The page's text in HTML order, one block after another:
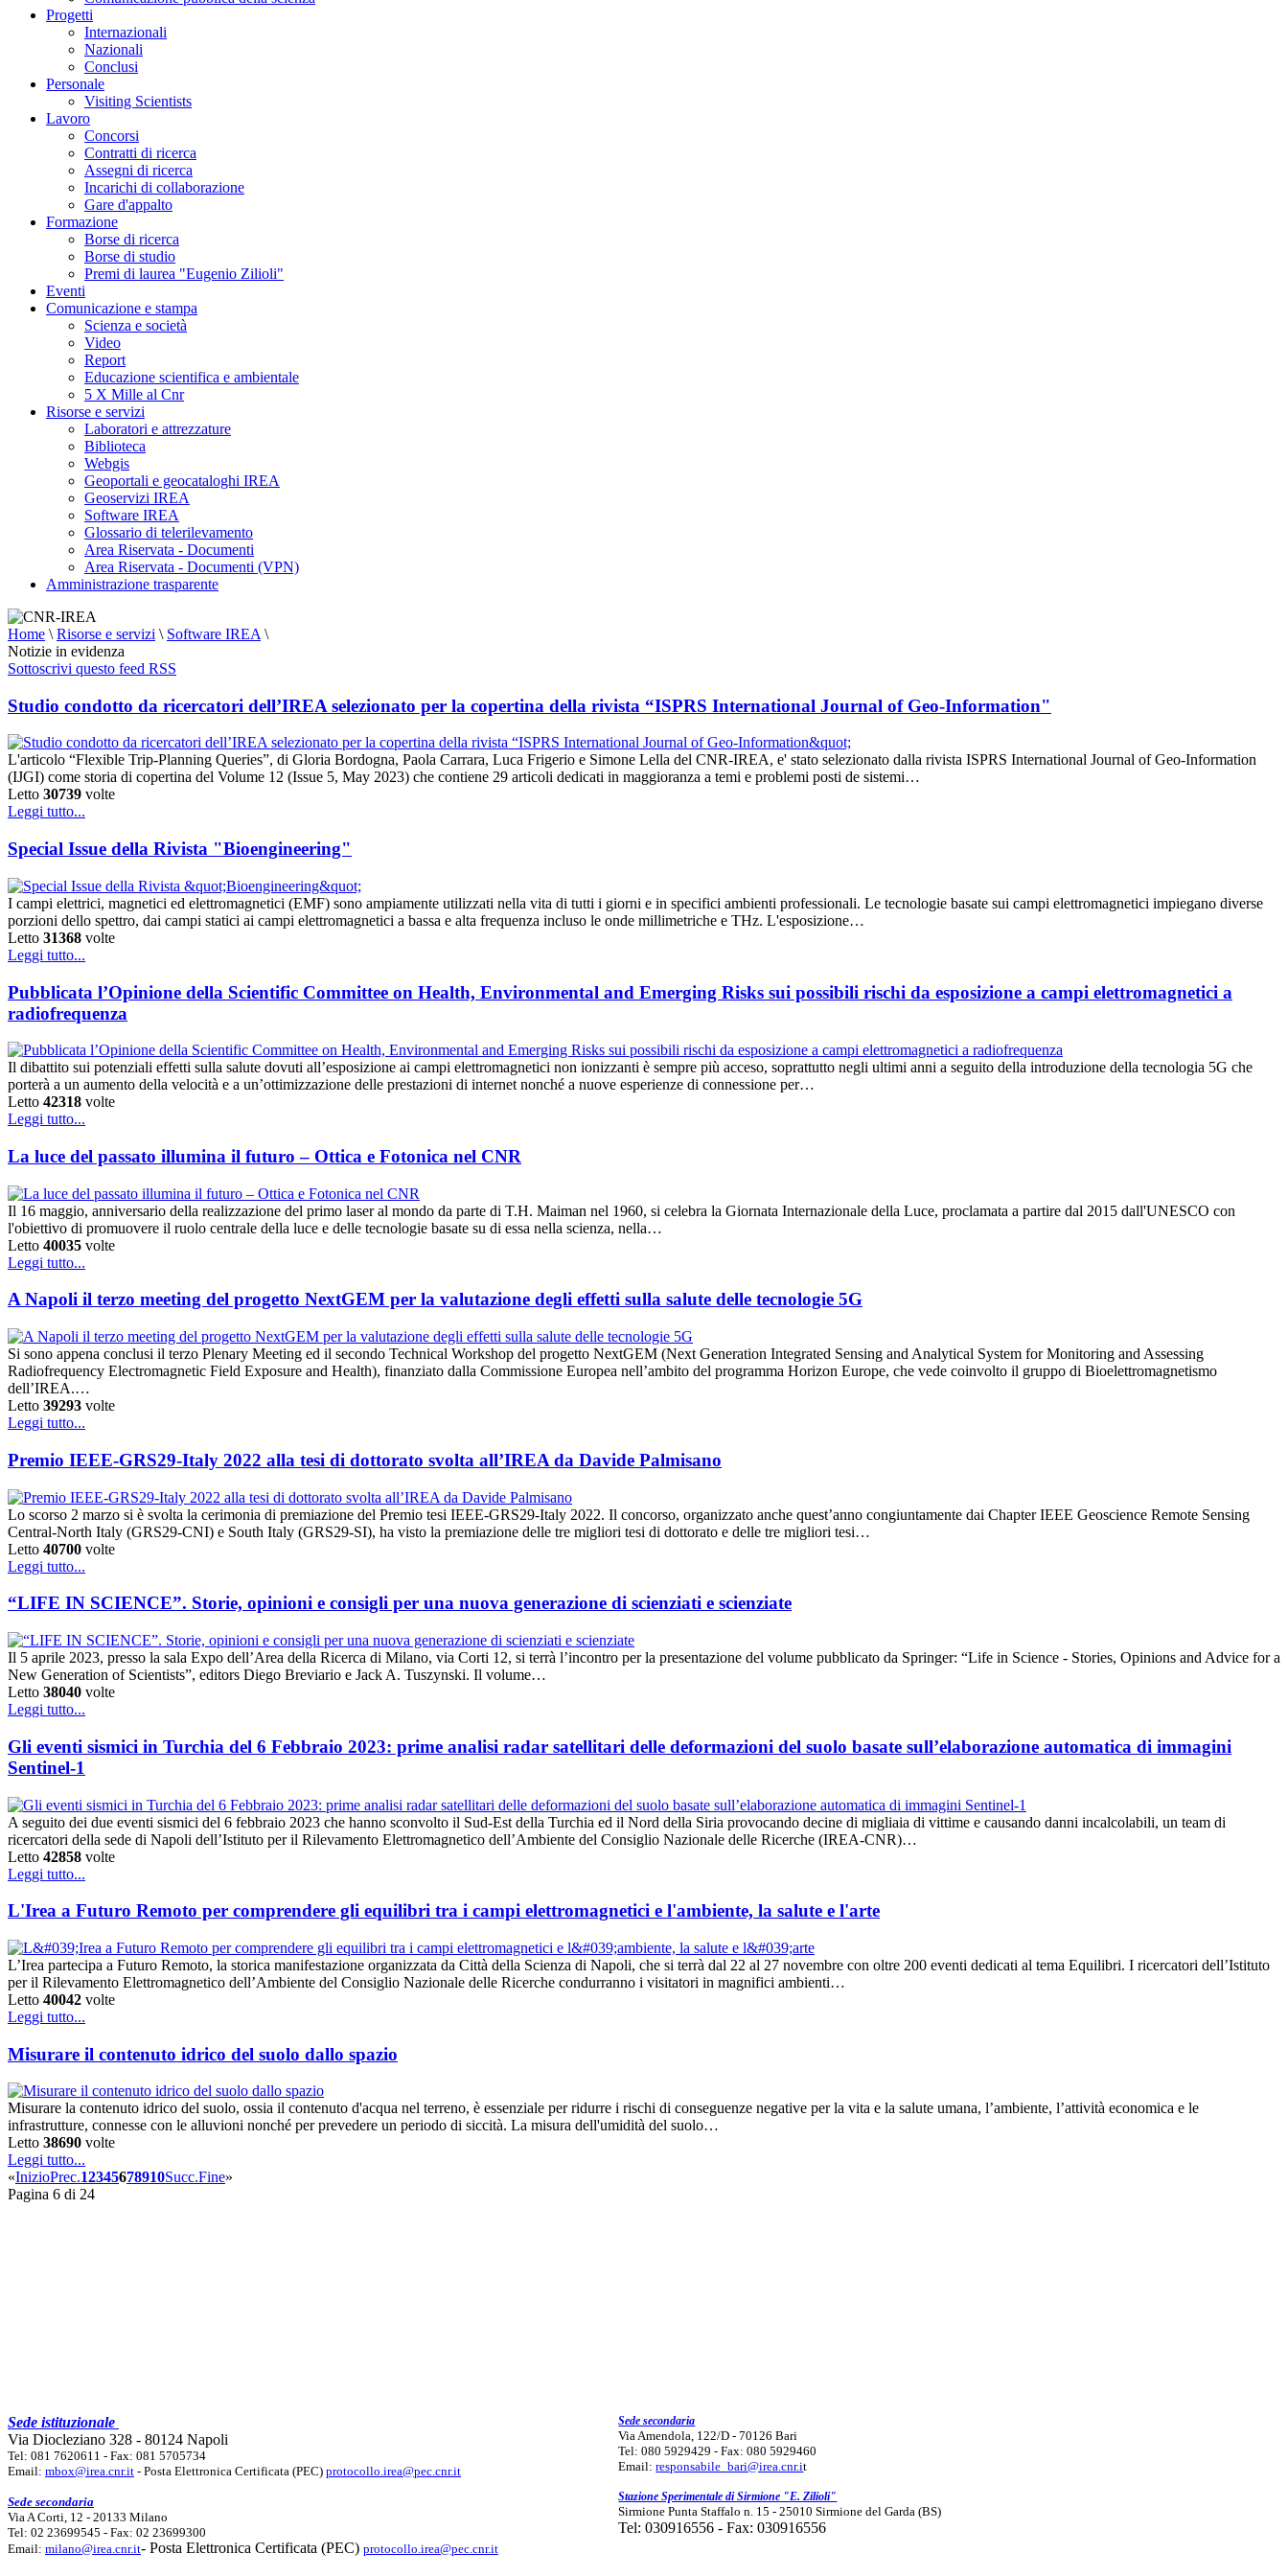
Progetti
Internazionali
Nazionali
Conclusi
Personale
Visiting Scientists
Lavoro
Concorsi
Contratti di ricerca
Assegni di ricerca
Incarichi di collaborazione
Gare d'appalto
Formazione
Borse di ricerca
Borse di studio
Premi di laurea "Eugenio Zilioli"
Eventi
Comunicazione e stampa
Scienza e società
Video
Report
Educazione scientifica e ambientale
5 X Mille al Cnr
Risorse e servizi
Laboratori e attrezzature
Biblioteca
Webgis
Geoportali e geocataloghi IREA
Geoservizi IREA
Software IREA
Glossario di telerilevamento
Area Riservata - Documenti
Area Riservata - Documenti (VPN)
Amministrazione trasparente
Home \ Risorse e servizi \ Software IREA \
Notizie in evidenza
Sottoscrivi questo feed RSS
Studio condotto da ricercatori dell’IREA selezionato per la copertina della rivista “ISPRS International Journal of Geo-Information"
L'articolo “Flexible Trip-Planning Queries”, di Gloria Bordogna, Paola Carrara, Luca Frigerio e Simone Lella del CNR-IREA, e' stato selezionato dalla rivista ISPRS International Journal of Geo-Information
(IJGI) come storia di copertina del Volume 12 (Issue 5, May 2023) che contiene 29 articoli dedicati in maggioranza a temi e problemi posti de sistemi…
Letto 30739 volte
Leggi tutto...
Special Issue della Rivista "Bioengineering"
I campi elettrici, magnetici ed elettromagnetici (EMF) sono ampiamente utilizzati nella vita di tutti i giorni e in specifici ambienti professionali. Le tecnologie basate sui campi elettromagnetici impiegano diverse
porzioni dello spettro, dai campi statici ai campi elettromagnetici a bassa e alta frequenza incluso le onde millimetriche e THz. L'esposizione…
Letto 31368 volte
Leggi tutto...
Pubblicata l’Opinione della Scientific Committee on Health, Environmental and Emerging Risks sui possibili rischi da esposizione a campi elettromagnetici a
radiofrequenza
Il dibattito sui potenziali effetti sulla salute dovuti all’esposizione ai campi elettromagnetici non ionizzanti è sempre più acceso, soprattutto negli ultimi anni a seguito della introduzione della tecnologia 5G che
porterà a un aumento della velocità e a un’ottimizzazione delle prestazioni di internet nonché a nuove esperienze di connessione per…
Letto 42318 volte
Leggi tutto...
La luce del passato illumina il futuro – Ottica e Fotonica nel CNR
Il 16 maggio, anniversario della realizzazione del primo laser al mondo da parte di T.H. Maiman nel 1960, si celebra la Giornata Internazionale della Luce, proclamata a partire dal 2015 dall'UNESCO con
l'obiettivo di promuovere il ruolo centrale della luce e delle tecnologie basate su di essa nella scienza, nella…
Letto 40035 volte
Leggi tutto...
A Napoli il terzo meeting del progetto NextGEM per la valutazione degli effetti sulla salute delle tecnologie 5G
Si sono appena conclusi il terzo Plenary Meeting ed il secondo Technical Workshop del progetto NextGEM (Next Generation Integrated Sensing and Analytical System for Monitoring and Assessing
Radiofrequency Electromagnetic Field Exposure and Health), finanziato dalla Commissione Europea nell’ambito del programma Horizon Europe, che vede coinvolto il gruppo di Bioelettromagnetismo
dell’IREA.…
Letto 39293 volte
Leggi tutto...
Premio IEEE-GRS29-Italy 2022 alla tesi di dottorato svolta all’IREA da Davide Palmisano
Lo scorso 2 marzo si è svolta la cerimonia di premiazione del Premio tesi IEEE-GRS29-Italy 2022. Il concorso, organizzato anche quest’anno congiuntamente dai Chapter IEEE Geoscience Remote Sensing
Central-North Italy (GRS29-CNI) e South Italy (GRS29-SI), ha visto la premiazione delle tre migliori tesi di dottorato e delle tre migliori tesi…
Letto 40700 volte
Leggi tutto...
“LIFE IN SCIENCE”. Storie, opinioni e consigli per una nuova generazione di scienziati e scienziate
Il 5 aprile 2023, presso la sala Expo dell’Area della Ricerca di Milano, via Corti 12, si terrà l’incontro per la presentazione del volume pubblicato da Springer: “Life in Science - Stories, Opinions and Advice for a
New Generation of Scientists”, editors Diego Breviario e Jack A. Tuszynski. Il volume…
Letto 38040 volte
Leggi tutto...
Gli eventi sismici in Turchia del 6 Febbraio 2023: prime analisi radar satellitari delle deformazioni del suolo basate sull’elaborazione automatica di immagini
Sentinel-1
A seguito dei due eventi sismici del 6 febbraio 2023 che hanno sconvolto il Sud-Est della Turchia ed il Nord della Siria provocando decine di migliaia di vittime e causando danni incalcolabili, un team di
ricercatori della sede di Napoli dell’Istituto per il Rilevamento Elettromagnetico dell’Ambiente del Consiglio Nazionale delle Ricerche (IREA-CNR)…
Letto 42858 volte
Leggi tutto...
L'Irea a Futuro Remoto per comprendere gli equilibri tra i campi elettromagnetici e l'ambiente, la salute e l'arte
L’Irea partecipa a Futuro Remoto, la storica manifestazione organizzata da Città della Scienza di Napoli, che si terrà dal 22 al 27 novembre con oltre 200 eventi dedicati al tema Equilibri. I ricercatori dell’Istituto
per il Rilevamento Elettromagnetico dell’Ambiente del Consiglio Nazionale delle Ricerche condurranno i visitatori in magnifici ambienti…
Letto 40042 volte
Leggi tutto...
Misurare il contenuto idrico del suolo dallo spazio
Misurare la contenuto idrico del suolo, ossia il contenuto d'acqua nel terreno, è essenziale per ridurre i rischi di conseguenze negative per la vita e la salute umana, l’ambiente, l’attività economica e le
infrastrutture, connesse con le alluvioni nonché per prevedere un periodo di siccità. La misura dell'umidità del suolo…
Letto 38690 volte
Leggi tutto...
«InizioPrec.12345678910Succ.Fine»
Pagina 6 di 24
Sede istituzionale
Via Diocleziano 328 - 80124 Napoli
Tel: 081 7620611 - Fax: 081 5705734
Email: mbox@irea.cnr.it - Posta Elettronica Certificata (PEC) protocollo.irea@pec.cnr.it
Sede secondaria
Via A Corti, 12 - 20133 Milano
Tel: 02 23699545 - Fax: 02 23699300
Email: milano@irea.cnr.it- Posta Elettronica Certificata (PEC) protocollo.irea@pec.cnr.it
Sede secondaria
Via Amendola, 122/D - 70126 Bari
Tel: 080 5929429 - Fax: 080 5929460
Email:responsabile_bari@irea.cnr.it
Stazione Sperimentale di Sirmione "E. Zilioli"
Sirmione Punta Staffalo n. 15 - 25010 Sirmione del Garda (BS)
Tel: 030916556 - Fax: 030916556